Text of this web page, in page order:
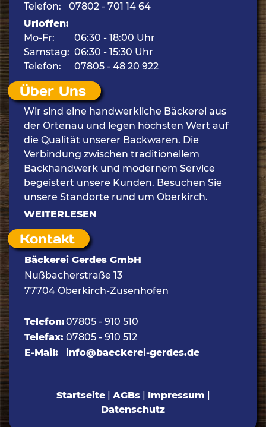
Telefon:
07802 - 701 14 64
Urloffen:
Mo-Fr:
Samstag:
Telefon:
06:30 - 18:00 Uhr
06:30 - 15:30 Uhr
07805 - 48 20 922
Über Uns
Wir sind eine handwerkliche Bäckerei aus
der Ortenau und legen höchsten Wert auf
die Qualität unserer Backwaren. Die
Verbindung zwischen traditionellem
Backhandwerk und modernem Service
begeistert unsere Kunden. Besuchen Sie
unsere Standorte rund um Oberkirch.
WEITERLESEN
Kontakt
Bäckerei Gerdes GmbH
Nußbacherstraße 13
77704 Oberkirch-Zusenhofen
Telefon:07805 - 910 510
Telefax: 07805 - 910 512
E-Mail:
info@baeckerei-gerdes.de
Startseite| AGBs| Impressum |
Datenschutz